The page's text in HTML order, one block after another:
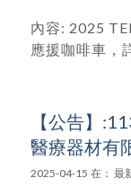
內容: 2025
應援咖啡車，
【公告】
醫療器材有
2025-04-15 在： 最